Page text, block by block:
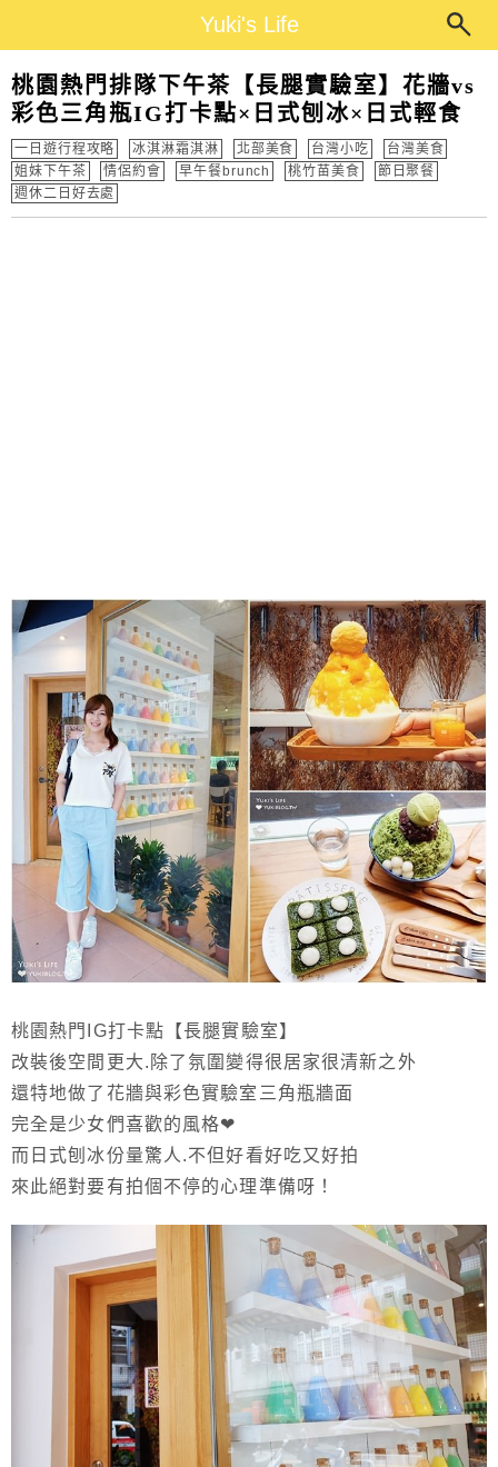
Yuki's Life
桃園熱門排隊下午茶【長腿實驗室】花牆vs
彩色三角瓶IG打卡點×日式刨冰×日式輕食
一日遊行程攻略 冰淇淋霜淇淋 北部美食 台灣小吃
台灣美食
姐妹下午茶
情侶約會 早午餐brunch 桃竹苗美食
節日聚餐
週休二日好去處
桃園熱門IG打卡點【長腿實驗室】
改裝後空間更大.除了氛圍變得很居家很清新之外
還特地做了花牆與彩色實驗室三角瓶牆面
完全是少女們喜歡的風格❤
而日式刨冰份量驚人.不但好看好吃又好拍
來此絕對要有拍個不停的心理準備呀！